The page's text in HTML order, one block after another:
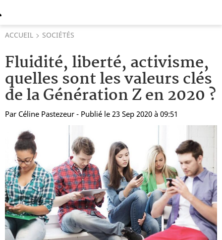
ACCUEIL SOCIÉTÉS
Fluidité, liberté, activisme,
quelles sont les valeurs clés
de la Génération Z en 2020 ?
Par Céline Pastezeur - Publié le 23 Sep 2020 à 09:51